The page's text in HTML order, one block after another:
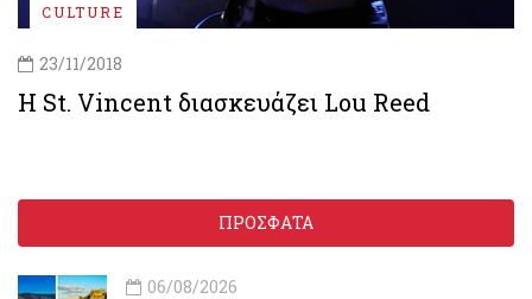
CULTURE
23/11/2018
Η St. Vincent διασκευάζει Lou Reed
ΠΡΟΣΦΑΤΑ
06/08/2026